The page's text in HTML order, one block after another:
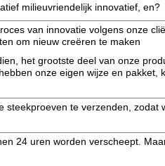
milieuvriendelijk innovatief, en?
van innovatie volgens onze
om nieuw creëren te maken
het grootste deel van onze
onze eigen wijze en pakket,
steekproeven te verzenden, zodat
24 uren worden verscheept.